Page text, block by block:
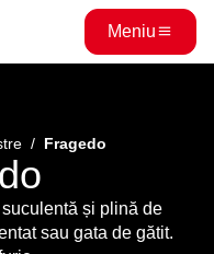
Meniu
Fragedo
și plină de
sau gata de gătit.